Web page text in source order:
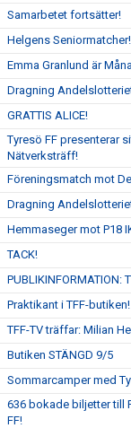
Samarbetet fortsätter!
Helgens Seniormatcher!
Emma Granlund är
Dragning
GRATTIS ALICE!
Tyresö FF presenterar
Nätverksträff!
Föreningsmatch mot
Dragning
Hemmaseger mot P18
TACK!
PUBLIKINFORMATION:
Praktikant i TFF-butiken!
TFF-TV träffar: Milian
Butiken STÄNGD 9/5
Sommarcamper med
636 bokade biljetter till
FF!